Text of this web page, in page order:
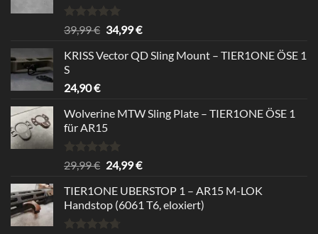
Rated5.00
out of 5
39,99€ Original
was:
34,99€Current
is:
KRISS Vector QD Sling Mount – TIER1ONE ÖSE 1
S
24,90€
Wolverine MTW Sling Plate – TIER1ONE ÖSE 1
für AR15
Rated5.00
out of 5
29,99€ Original
was:
29,99 €.
24,99€Current
is:
24,99 €.
TIER1ONE UBERSTOP 1 – AR15 M-LOK
Handstop (6061 T6, eloxiert)